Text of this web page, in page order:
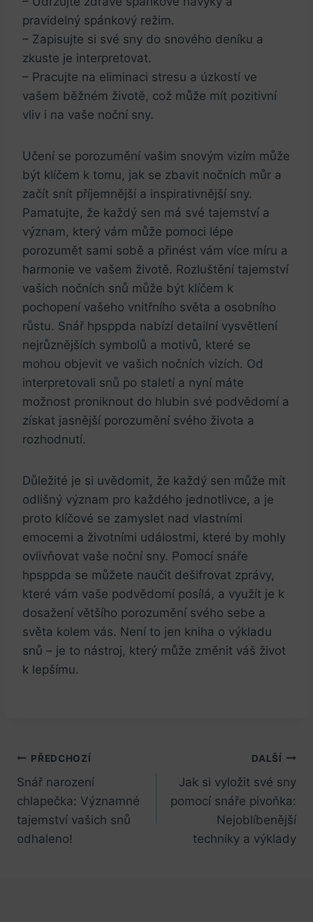
pravidelný spánkový režim.
– Zapisujte si své sny do snového deníku a
zkuste je interpretovat.
– Pracujte na eliminaci stresu a úzkostí ve
vašem běžném životě, což může mít pozitivní
vliv i na vaše noční sny.
Učení se porozumění vašim snovým vizím může
být klíčem k tomu, jak se zbavit nočních můr a
začít snít příjemnější a inspirativnější sny.
Pamatujte, že každý sen má své tajemství a
význam, který vám může pomoci lépe
porozumět sami sobě a přinést vám více míru a
harmonie ve vašem životě. Rozluštění tajemství
vašich nočních snů může být klíčem k
pochopení vašeho vnitřního světa a osobního
růstu. Snář hpsppda nabízí detailní vysvětlení
nejrůznějších symbolů a motivů, které se
mohou objevit ve vašich nočních vizích. Od
interpretovali snů po staletí a nyní máte
možnost proniknout do hlubin své podvědomí a
získat jasnější porozumění svého života a
rozhodnutí.
Důležité je si uvědomit, že každý sen může mít
odlišný význam pro každého jednotlivce, a je
proto klíčové se zamyslet nad vlastními
emocemi a životními událostmi, které by mohly
ovlivňovat vaše noční sny. Pomocí snáře
hpsppda se můžete naučit dešifrovat zprávy,
které vám vaše podvědomí posílá, a využít je k
dosažení většího porozumění svého sebe a
světa kolem vás. Není to jen kniha o výkladu
snů – je to nástroj, který může změnit váš život
k lepšímu.
Navigace
pro
příspěvek
PŘEDCHOZÍ
Snář narození
chlapečka: Významné
tajemství vašich snů
odhaleno!
DALŠÍ
Jak si vyložit své sny
pomocí snáře pivoňka:
Nejoblíbenější
techniky a výklady